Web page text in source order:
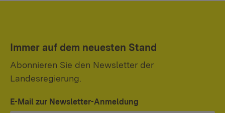
Immer auf dem neuesten Stand
Abonnieren Sie den Newsletter der
Landesregierung.
E-Mail zur Newsletter-Anmeldung